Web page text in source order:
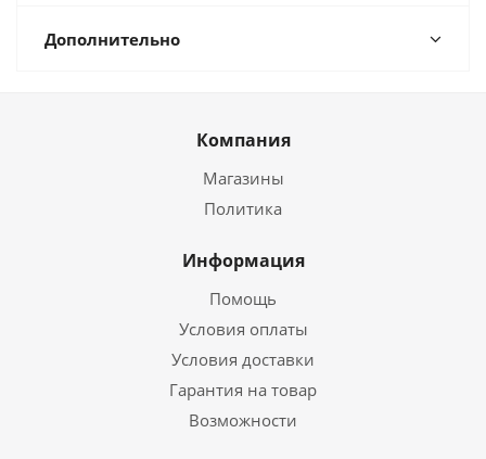
Дополнительно
Компания
Магазины
Политика
Информация
Помощь
Условия оплаты
Условия доставки
Гарантия на товар
Возможности